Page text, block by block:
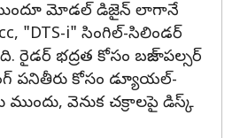
ముందూ మోడల్ డిజైన్‌ లాగానే
"DTS-i" సింగిల్-సిలిండర్
రైడర్ భద్రత కోసం బజాజ్ పల్సర్
పనితీరు కోసం డ్యూయల్-
వెనుక చక్రాలపై డిస్క్